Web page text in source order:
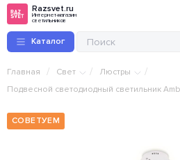
Razsvet.ru
Интернет-магазин
светильников
Каталог
Главная / Свет / Люстры /
Подвесной светодиодный светильник
СОВЕТУЕМ